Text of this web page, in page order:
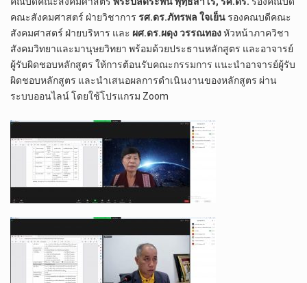
คณะสังคม​ศาสตร์​ ฝ่าย​วิชาการ​ รศ.ดร.ภัทร​พล​ ใจเย็น ​ รองคณบดี​คณะ​
สังคม​ศาสตร์​ ฝ่าย​บริหาร และ ผศ.ดร.ผดุง วรรณทองหัวหน้าภาควิชา
สังคมวิทยาและมานุษยวิทยา พร้อมด้วยประธานหลักสูตร และอาจารย์
ผู้รับผิดชอบหลักสูตร ให้การต้อนรับคณะกรรมการ แนะนำอาจารย์ผู้รับ
ผิดชอบหลักสูตร และนำเสนอผลการดำเนินงานของหลักสูตร ผ่าน
ระบบออนไลน์ โดยใช้โปรแกรม Zoom